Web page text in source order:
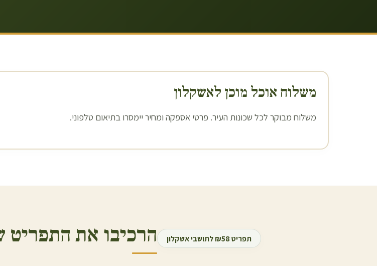
משלוח אוכל מוכן לאשקלון
משלוח מבוקר לכל שכונות העיר. פרטי אספקה ומחיר יימסרו בתיאום טלפוני.
תפריט ₪58 לתושבי אשקלון הרכיבו את